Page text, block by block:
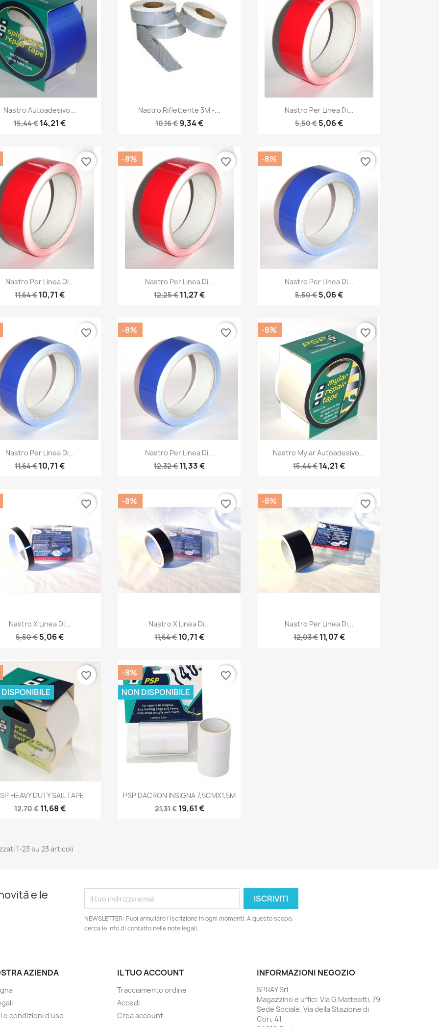
Anteprima
Nastro Autoadesivo...
15,44 €14,21 €
Anteprima
Nastro Riflettente 3M -...
10,16 €9,34 €
Anteprima
Nastro Per Linea Di...
5,50 €5,06 €
Anteprima
Nastro Per Linea Di...
11,64 €10,71 €
favorite_border
Anteprima
Nastro Per Linea Di...
12,25 €11,27 €
-8% favorite_border
Anteprima
Nastro Per Linea Di...
5,50 €5,06 €
-8% favorite_border
Anteprima
Nastro Per Linea Di...
11,64 €10,71 €
favorite_border
Anteprima
Nastro Per Linea Di...
12,32 €11,33 €
-8% favorite_border
Anteprima
Nastro Mylar Autoadesivo...
15,44 €14,21 €
-8% favorite_border
Anteprima
Nastro X Linea Di...
5,50 €5,06 €
favorite_border
Anteprima
Nastro X Linea Di...
11,64 €10,71 €
-8% favorite_border
Anteprima
Nastro Per Linea Di...
12,03 € 11,07 €
-8% favorite_border
Anteprima
HEAVY DUTY SAIL TAPE
12,70 € 11,68 €
favorite_border
Anteprima
PSP DACRON INSIGNA 7,5CMX1,5M
21,31 € 19,61 €
-8%
NON DISPONIBILE
favorite_border
1-23 su 23 articoli
e le
NEWSLETTER: Puoi annullare l'iscrizione in ogni momenti. A questo scopo,
cerca le info di contatto nelle note legali.
AZIENDA
e condizioni d'uso
IL TUO ACCOUNT
Tracciamento ordine
Accedi
Crea account
INFORMAZIONI NEGOZIO
SPRAY Srl
Magazzino e uffici: Via G.Matteotti, 79
Sede Sociale; Via della Stazione di
Cori, 41